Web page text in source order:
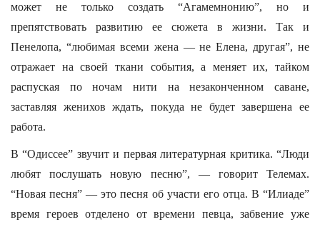
может не только создать “Агамемнонию”, но и
препятствовать развитию ее сюжета в жизни. Так и
Пенелопа, “любимая всеми жена — не Елена, другая”, не
отражает на своей ткани события, а меняет их, тайком
распуская по ночам нити на незаконченном саване,
заставляя женихов ждать, покуда не будет завершена ее
работа.
В “Одиссее” звучит и первая литературная критика. “Люди
любят послушать новую песню”, — говорит Телемах.
“Новая песня” — это песня об участи его отца. В “Илиаде”
время героев отделено от времени певца, забвение уже